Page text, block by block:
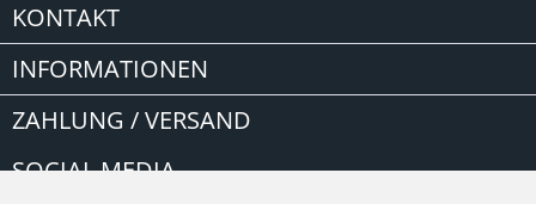
KONTAKT
INFORMATIONEN
ZAHLUNG / VERSAND
SOCIAL MEDIA